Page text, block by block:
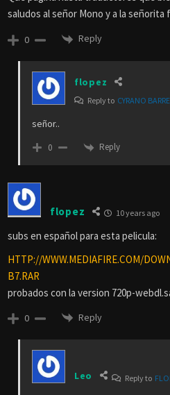
saludos al señor Mono y a la señorita
0 Reply
flopez
Reply to CYRANO
señor..
0 Reply
flopez 10 years ago
subs en español para esta pelicula:
HTTP://WWW.MEDIAFIRE.COM/
B7.RAR
probados con la version 720p-
0 Reply
Leo Reply to